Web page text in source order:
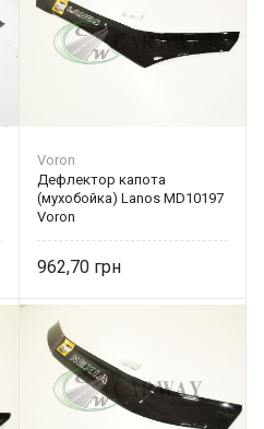
Voron
Дефлектор капота
(мухобойка) Lanos MD10197
Voron
962,70